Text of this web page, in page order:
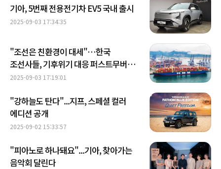
기아, 5번째 전용전기차 EV5 국내 출시
2025-09-03 17:34:35
"조선은 친환경이 대세"…한국
조선사들, 기후위기 대응 퍼스트무버
되나
2025-09-03 17:19:01
"강하늘도 탄다"...지프, 스페셜 컬러
에디션 공개
2025-09-02 15:33:57
"피아노로 하나돼요"...기아, 찾아가는
음악회 달린다